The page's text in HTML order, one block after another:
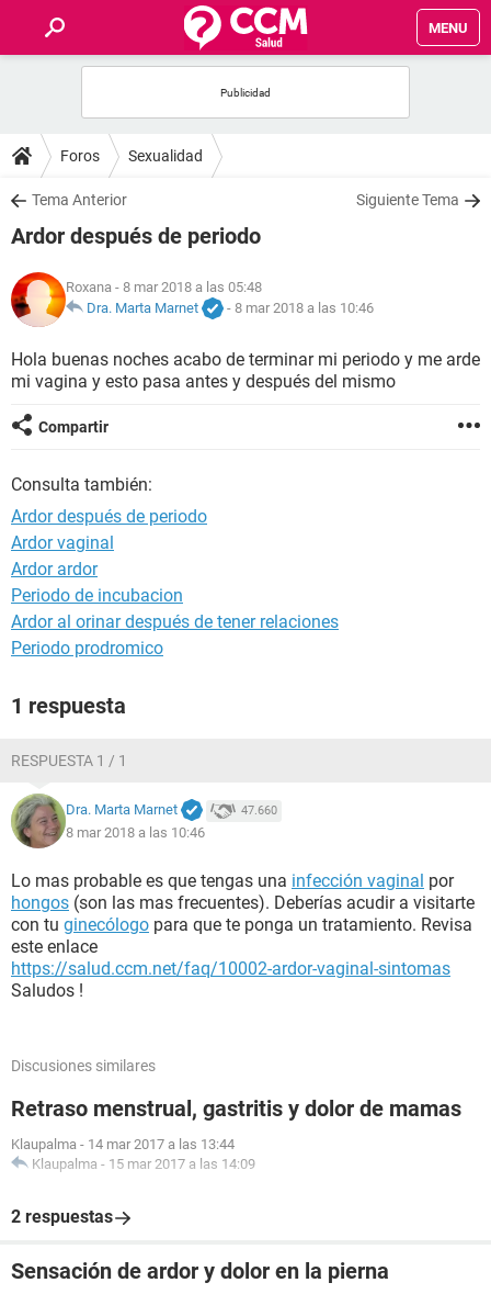
MENU
FOROS
SALUD
NUTRICIÓN
BIENESTAR
SEXUALIDAD
GLOSARIO
Foros Sexualidad
Tema Anterior Siguiente Tema
Ardor después de periodo
Roxana - 8 mar 2018 a las 05:48
Dra. Marta Marnet
- 8 mar 2018 a las 10:46
Hola buenas noches acabo de terminar mi periodo y me arde
mi vagina y esto pasa antes y después del mismo
Compartir
Consulta también:
Ardor después de periodo
Ardor vaginal
Ardor ardor
Periodo de incubacion
Ardor al orinar después de tener relaciones
Periodo prodromico
1 respuesta
RESPUESTA 1 / 1
Dra. Marta Marnet 47.660
8 mar 2018 a las 10:46
Lo mas probable es que tengas una infección vaginal por
hongos (son las mas frecuentes). Deberías acudir a visitarte
con tu ginecólogo para que te ponga un tratamiento. Revisa
este enlace
https://salud.ccm.net/faq/10002-ardor-vaginal-sintomas
Saludos !
Discusiones similares
Retraso menstrual, gastritis y dolor de mamas
Klaupalma - 14 mar 2017 a las 13:44
Klaupalma - 15 mar 2017 a las 14:09
2 respuestas
Sensación de ardor y dolor en la pierna